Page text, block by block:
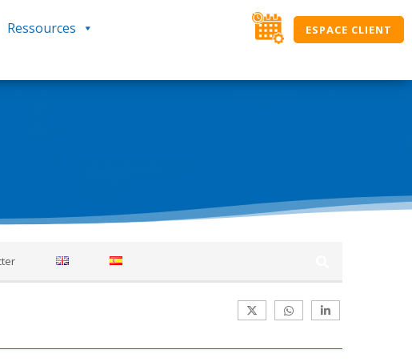
Ressources
ESPACE CLIENT
des solutions SIMAX. Ici, classés par
utilisation journalière. Si vous ne trouvez pas une
découverte, l’équipe NOUT.